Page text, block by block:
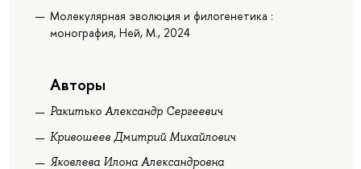
Молекулярная эволюция и филогенетика :
монография, Ней, М., 2024
Авторы
Ракитько Александр Сергеевич
Кривошеев Дмитрий Михайлович
Яковлева Илона Александровна